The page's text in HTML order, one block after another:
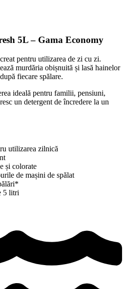
5L – Gama Economy
pentru utilizarea de zi cu zi.
murdăria obișnuită și lasă hainelor
fiecare spălare.
ideală pentru familii, pensiuni,
un detergent de încredere la un
utilizarea zilnică
și colorate
de mașini de spălat
5 litri